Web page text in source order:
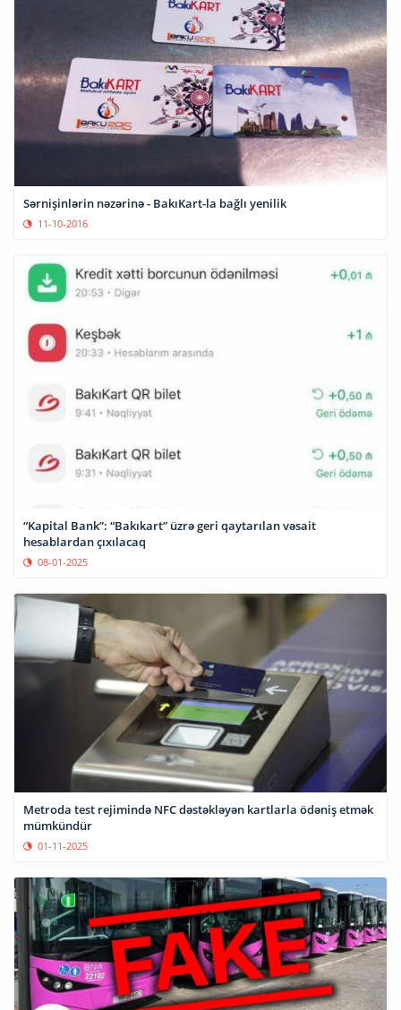
Sərnişinlərin nəzərinə - BakıKart-la bağlı yenilik
11-10-2016
“Kapital Bank”: “Bakıkart” üzrə geri qaytarılan vəsait
hesablardan çıxılacaq
08-01-2025
Metroda test rejimində NFC dəstəkləyən kartlarla ödəniş etmək
mümkündür
01-11-2025